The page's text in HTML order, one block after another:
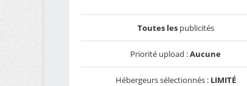
Toutes lespublicités
Priorité upload :Aucune
Hébergeurs sélectionnés : LIMITÉ